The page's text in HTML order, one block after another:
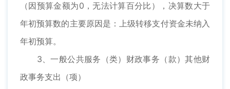
（因预算金额为0，无法计算百分比），决算数大于
年初预算数的主要原因是：上级转移支付资金未纳入
年初预算。
3、一般公共服务（类）财政事务（款）其他财
政事务支出（项）